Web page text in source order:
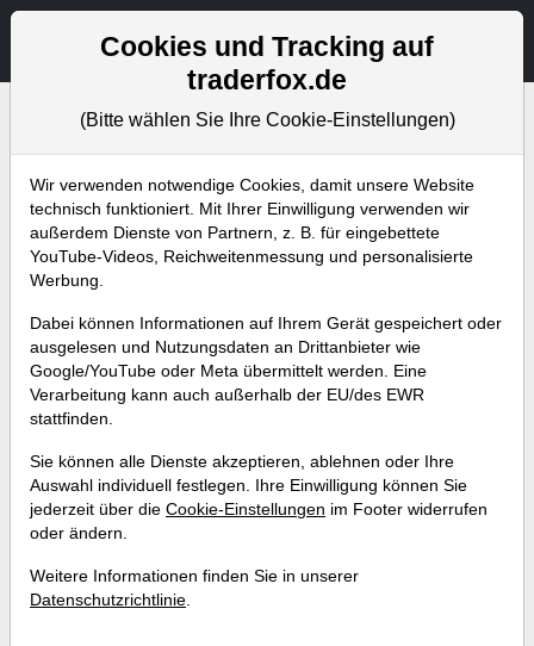
Aktien- und Artikelsuche
Bevorstehende Webinare Alle Aufzeichnungen
Serie - Die wichtigsten
Indikatoren (Teil 24) Der TRIX
Indikator
Wann:Donnerstag, 2. September 2021 von 18 bis
Cookies und Tracking auf
traderfox.de
(Bitte wählen Sie Ihre Cookie-Einstellungen)
Wir verwenden notwendige Cookies, damit unsere Website
technisch funktioniert. Mit Ihrer Einwilligung verwenden wir
außerdem Dienste von Partnern, z. B. für eingebettete
YouTube-Videos, Reichweitenmessung und personalisierte
Werbung.
Dabei können Informationen auf Ihrem Gerät gespeichert oder
ausgelesen und Nutzungsdaten an Drittanbieter wie
Google/YouTube oder Meta übermittelt werden. Eine
Verarbeitung kann auch außerhalb der EU/des EWR
stattfinden.
Sie können alle Dienste akzeptieren, ablehnen oder Ihre
Auswahl individuell festlegen. Ihre Einwilligung können Sie
jederzeit über die Cookie-Einstellungen im Footer widerrufen
oder ändern.
Weitere Informationen finden Sie in unserer
Datenschutzrichtlinie.